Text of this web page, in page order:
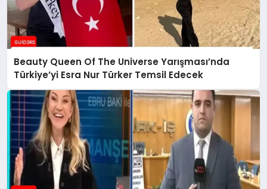
Beauty Queen Of The Universe Yarışması’nda
Türkiye’yi Esra Nur Türker Temsil Edecek